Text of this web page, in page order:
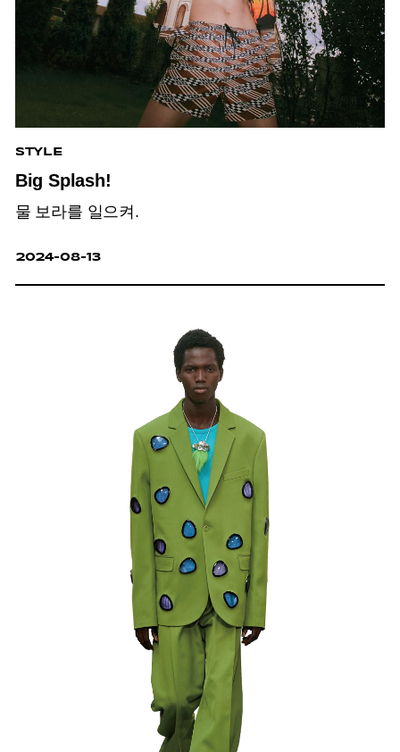
STYLE
Big Splash!
물 보라를 일으켜.
2024-08-13